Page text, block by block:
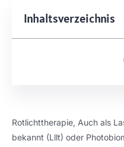
Inhaltsverzeichnis
Rotlichttherapie, Auch als
bekannt (Lllt) oder